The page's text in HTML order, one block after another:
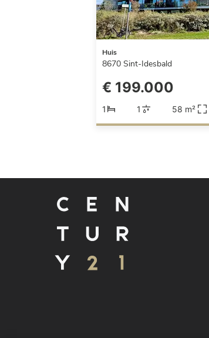
Huis
8670 Sint-Idesbald
€ 199.000
1 1 58 m²